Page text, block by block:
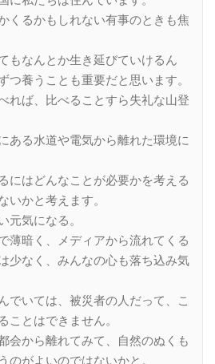
くるかもしれない有事のときも焦
もなんとか生き延びていけるん
つ養うことも重要だと思います。
れば、比べることすら失礼な山登
ある水道や電気から離れた環境に
にはどんなことが必要かを考える
いかと考えます。
元気になる。
薄暗く、メディアから流れてくる
少なく、みんなの心も落ち込み気
でいては、被災者の人だって、こ
ことはできません。
会から離れてみて、自然のぬくも
のがよいのではないかと。